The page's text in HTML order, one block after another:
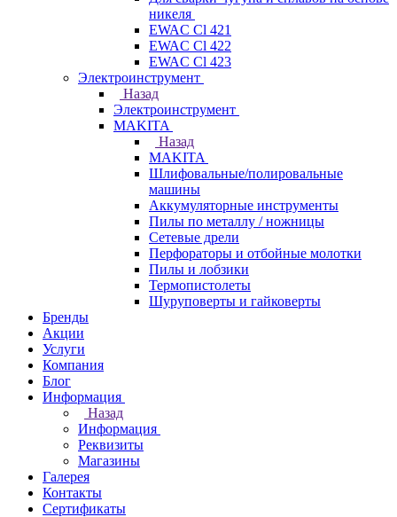
никеля
EWAC Cl 421
EWAC Cl 422
EWAC Cl 423
Электроинструмент
Назад
Электроинструмент
МAKITA
Назад
МAKITA
Шлифовальные/полировальные
машины
Аккумуляторные инструменты
Пилы по металлу / ножницы
Сетевые дрели
Перфораторы и отбойные молотки
Пилы и лобзики
Термопистолеты
Шуруповерты и гайковерты
Бренды
Акции
Услуги
Компания
Блог
Информация
Назад
Информация
Реквизиты
Магазины
Галерея
Контакты
Сертификаты